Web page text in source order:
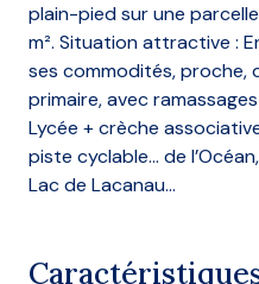
plain-pied sur une
m². Situation attractive :
ses commodités, proche,
primaire, avec
Lycée + crèche
piste cyclable… de
Lac de Lacanau…